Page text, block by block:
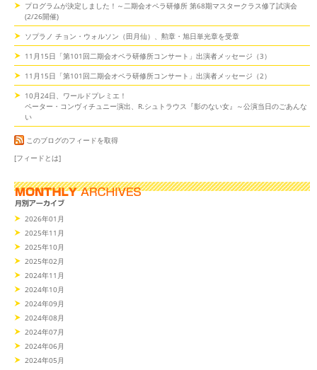
プログラムが決定しました！～二期会オペラ研修所 第68期マスタークラス修了試演会
(2/26開催)
ソプラノ チョン・ウォルソン（田月仙）、勲章・旭日単光章を受章
11月15日「第101回二期会オペラ研修所コンサート」出演者メッセージ（3）
11月15日「第101回二期会オペラ研修所コンサート」出演者メッセージ（2）
10月24日、ワールドプレミエ！
ペーター・コンヴィチュニー演出、R.シュトラウス『影のない女』～公演当日のごあんな
い
このブログのフィードを取得
[フィードとは]
2026年01月
2025年11月
2025年10月
2025年02月
2024年11月
2024年10月
2024年09月
2024年08月
2024年07月
2024年06月
2024年05月